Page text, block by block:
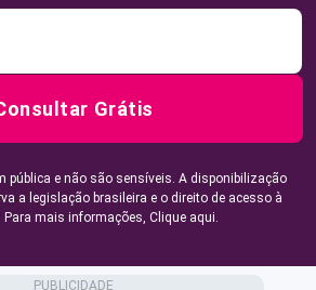
Grátis
pública e não são sensíveis. A disponibilização
a legislação brasileira e o direito de acesso à
mais informações, Clique aqui.